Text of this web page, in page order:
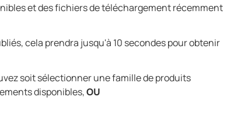
et des fichiers de téléchargement récemment
cela prendra jusqu'à 10 secondes pour obtenir
soit sélectionner une famille de produits
disponibles,OU